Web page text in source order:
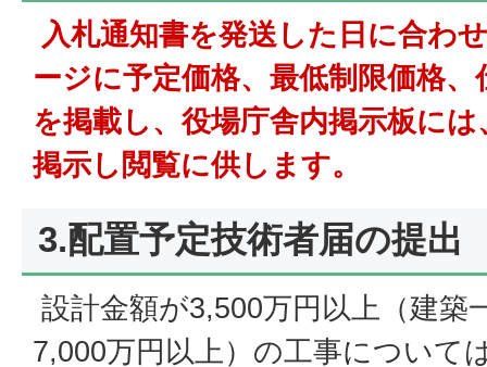
入札通知書を発送した日に合わ
ージに予定価格、最低制限価格
を掲載し、役場庁舎内掲示板に
掲示し閲覧に供します。
3.配置予定技術者届の提出
設計金額が3,500万円以上（建築
7,000万円以上）の工事について